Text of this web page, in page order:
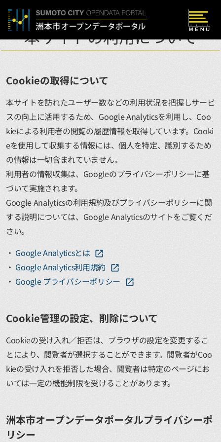
本サイトの利用について
Cookieの取得について
本サイトを訪れたユーザー数などの利⽤状況を把握しサービ
スの向上に活用するため、Google Analyticsを利用し、Coo
kieによる利用者の閲覧の履歴情報を取得しています。Cooki
eを使用して収集する情報には、個⼈を特定、識別するため
の情報は⼀切含まれていません。
利用者の情報収集は、Googleのプライバシーポリシーに基
づいて実施されます。
Google Analyticsの利用規約及びプライバシーポリシーに関
する説明については、Google Analyticsのサイトをご覧くだ
さい。
Google Analyticsとは
Google Analytics利用規約
Google プライバシーポリシー
Cookie管理の設定、削除について
Cookieの受け入れ／拒否は、ブラウザの設定を変更するこ
とにより、閲覧者が選択することができます。閲覧者がCoo
kieの受け入れを拒否した場合、閲覧者は特定のページにお
いては一定の機能制限を受けることがあります。
洲本市オープンデータポータルプライバシーポ
リシー